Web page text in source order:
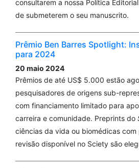
consultarem a nossa Política
de submeterem o seu manuscrito.
Prêmio Ben Barres Spotlight:
para 2024
20 maio 2024
Prêmios de até US$ 5.000 estão
pesquisadores de origens sub-
com financiamento limitado para
carreira e comunidade. Preprints do
ciências da vida ou biomédicas com
revisão disponível no Sciety são